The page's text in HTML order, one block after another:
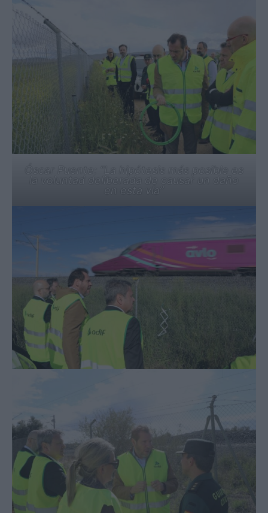
Óscar Puente: “La hipótesis más posible es
la voluntad deliberada de causar un daño
en esta vía”